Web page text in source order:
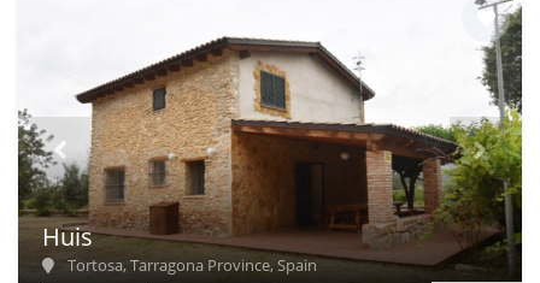
Huis
Tortosa, Tarragona Province, Spain